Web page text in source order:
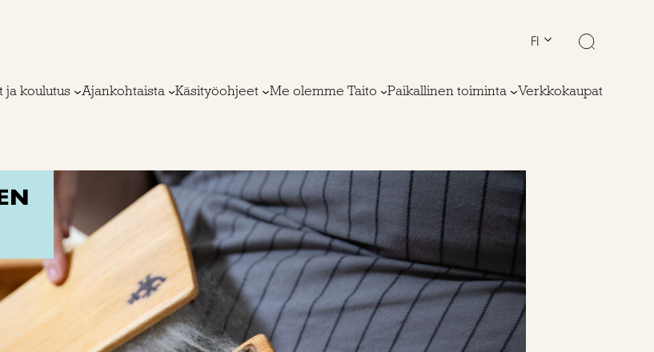
FI
ja koulutus Ajankohtaista Käsityöohjeet Me olemme Taito Paikallinen toiminta Verkkokaupat